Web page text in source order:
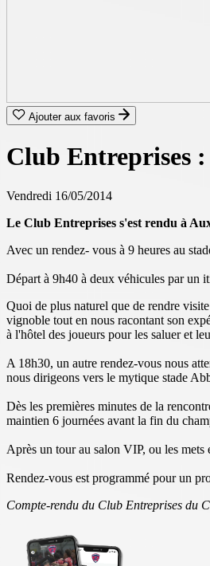
Ajouter aux favoris
Club Entreprises
Vendredi 16/05/2014
Le Club Entreprises s'est rendu à
Avec un rendez- vous à 9 heures au
Départ à 9h40 à deux véhicules par un
Quoi de plus naturel que de rendre
vignoble tout en nous racontant son
à l'hôtel des joueurs pour les saluer et
A 18h30, un autre rendez-vous nous
nous dirigeons vers le mytique stade
Dès les premières minutes de la
maintien 6 journées avant la fin du
Après un tour au salon VIP, ou les
Rendez-vous est programmé pour un
Compte-rendu du Club Entreprises du